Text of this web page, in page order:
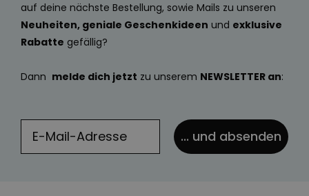
auf deine nächste Bestellung, sowie Mails zu unseren
Neuheiten, geniale Geschenkideen und exklusive
Rabatte gefällig?
Dann melde dich jetzt zu unserem NEWSLETTER an:
... und absenden